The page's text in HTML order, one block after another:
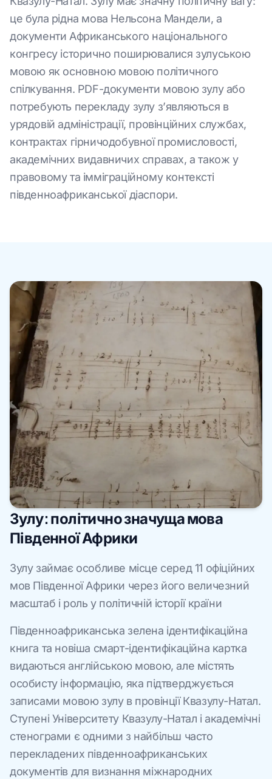
це була рідна мова Нельсона Мандели, а
документи Африканського національного
конгресу історично поширювалися зулуською
мовою як основною мовою політичного
спілкування. PDF-документи мовою зулу або
потребують перекладу зулу з’являються в
урядовій адміністрації, провінційних службах,
контрактах гірничодобувної промисловості,
академічних видавничих справах, а також у
правовому та імміграційному контексті
південноафриканської діаспори.
Зулу: політично значуща мова
Південної Африки
Зулу займає особливе місце серед 11 офіційних
мов Південної Африки через його величезний
масштаб і роль у політичній історії країни
Південноафриканська зелена ідентифікаційна
книга та новіша смарт-ідентифікаційна картка
видаються англійською мовою, але містять
особисту інформацію, яка підтверджується
записами мовою зулу в провінції Квазулу-Натал.
Ступені Університету Квазулу-Натал і академічні
стенограми є одними з найбільш часто
перекладених південноафриканських
документів для визнання міжнародних